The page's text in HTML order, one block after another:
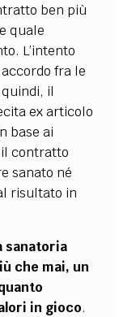
ben più
quale
L’intento
fra le
il
ex articolo
base ai
contratto
sanato né
risultato in
sanatoria
che mai, un
in gioco.